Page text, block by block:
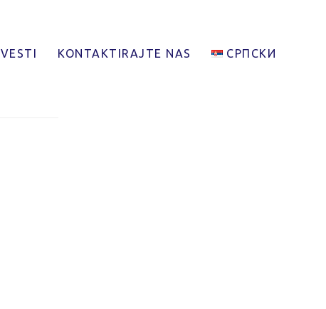
VESTI KONTAKTIRAJTE NAS СРПСКИ